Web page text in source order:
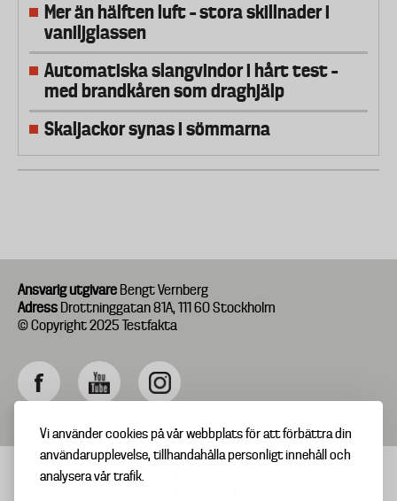
Vi använder cookies på vår webbplats för att förbättra din
användarupplevelse, tillhandahålla personligt innehåll och
analysera vår trafik.
Mer än hälften luft – stora skillnader i
vaniljglassen
Automatiska slangvindor i hårt test –
med brandkåren som draghjälp
Skaljackor synas i sömmarna
Ansvarig utgivare Bengt Vernberg
Adress Drottninggatan 81A, 111 60 Stockholm
© Copyright 2025 Testfakta